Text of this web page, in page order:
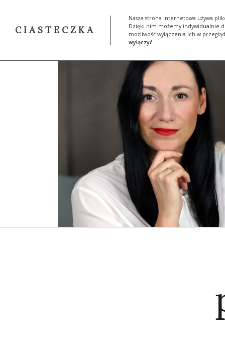
CIASTECZKA
Nasza strona internetowa używa
Dzięki nim możemy indywidualnie
możliwość wyłączenia ich w
wyłączyć.